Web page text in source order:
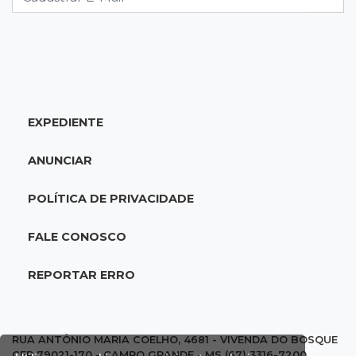
09:17Parceria firmada
dois estádios de Campo Grande
09:09Terenos
Homem morre e três ficam feridos em
por ex-companheiro de amiga
EXPEDIENTE
ANUNCIAR
POLÍTICA DE PRIVACIDADE
FALE CONOSCO
REPORTAR ERRO
RUA ANTÔNIO MARIA COELHO, 4681 - VIVENDA DO BOSQUE